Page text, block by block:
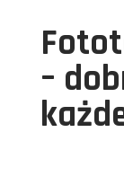
–